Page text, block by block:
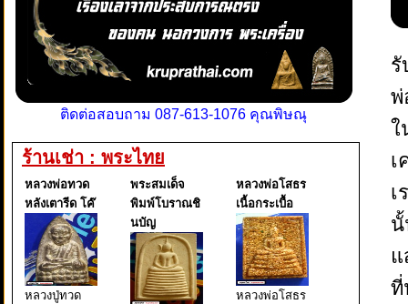
ติดต่อสอบถาม 087-613-1076 คุณพิษณุ
ร้านเช่า : พระไทย
หลวงพ่อทวด
หลังเตารีด โค๊
หลวงปู่ทวด
พระสมเด็จ
พิมพ์โบราณชิ
นบัญ
หลวงพ่อโสธร
เนื้อกระเบื้อ
หลวงพ่อโสธร
รั
พ่
ใ
เ
เ
นั้
ที่